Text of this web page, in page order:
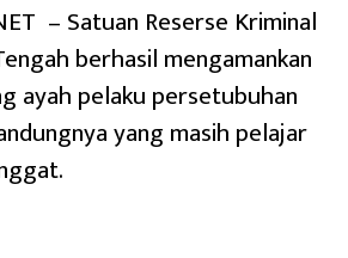
– Satuan Reserse Kriminal
berhasil mengamankan
ayah pelaku persetubuhan
yang masih pelajar